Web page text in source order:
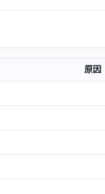
原因